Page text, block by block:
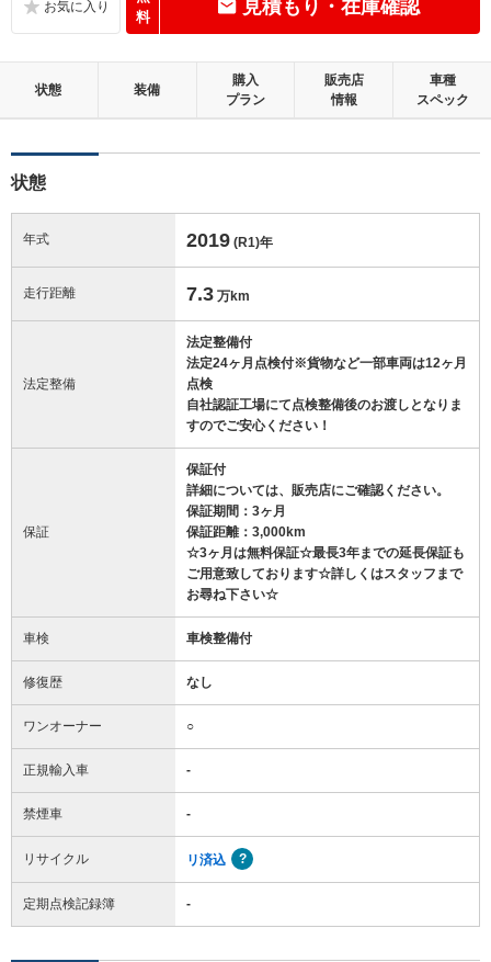
料
見積もり・在庫確認
状態 装備
購入
プラン
販売店
情報
車種
スペック
状態
年式 2019 (R1)年
走行距離 7.3 万km
法定整備
法定整備付
法定24ヶ月点検付※貨物など一部車両は12ヶ月
点検
自社認証工場にて点検整備後のお渡しとなりま
すのでご安心ください！
保証
保証付
詳細については、販売店にご確認ください。
保証期間：3ヶ月
保証距離：3,000km
☆3ヶ月は無料保証☆最長3年までの延長保証も
ご用意致しております☆詳しくはスタッフまで
お尋ね下さい☆
車検 車検整備付
修復歴 なし
ワンオーナー ○
正規輸入車 -
禁煙車 -
リサイクル リ済込
定期点検記録簿 -